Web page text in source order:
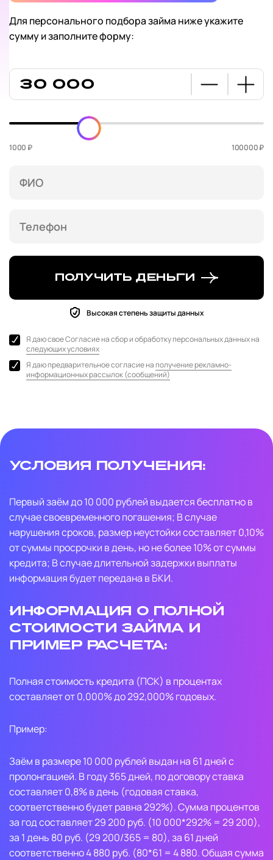
Для персонального подбора займа ниже укажите
сумму и заполните форму:
1000 ₽ 100000 ₽
ФИО
Телефон
Получить деньги
Высокая степень защиты данных
Я даю свое Согласие на сбор и обработку персональных данных на
следующих условиях
Я даю предварительное согласие наполучение рекламно-
информационных рассылок (сообщений)
Условия получения:
Первый заём до 10 000 рублей выдается бесплатно в
случае своевременного погашения; В случае
нарушения сроков, размер неустойки составляет 0,10%
от суммы просрочки в день, но не более 10% от суммы
кредита; В случае длительной задержки выплаты
информация будет передана в БКИ.
Информация о полной
стоимости займа и
пример расчета:
Полная стоимость кредита (ПСК) в процентах
составляет от 0,000% до 292,000% годовых.
Пример:
Заём в размере 10 000 рублей выдан на 61 дней с
пролонгацией. В году 365 дней, по договору ставка
составляет 0,8% в день (годовая ставка,
соответственно будет равна 292%). Сумма процентов
за год составляет 29 200 руб. (10 000*292% = 29 200),
за 1 день 80 руб. (29 200/365 = 80), за 61 дней
соответственно 4 880 руб. (80*61 = 4 880. Общая сумма